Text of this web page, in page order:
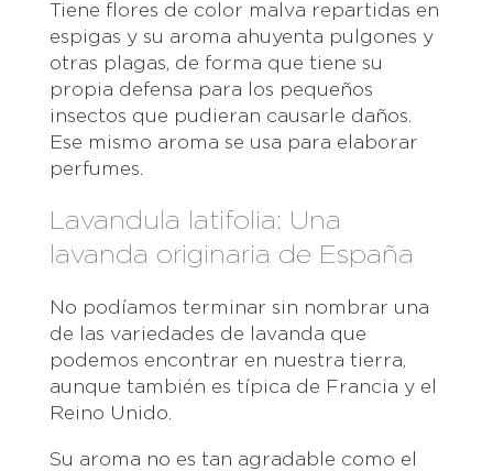
Tiene flores de color malva repartidas en
espigas y su aroma ahuyenta pulgones y
otras plagas, de forma que tiene su
propia defensa para los pequeños
insectos que pudieran causarle daños.
Ese mismo aroma se usa para elaborar
perfumes.
Lavandula latifolia: Una
lavanda originaria de España
No podíamos terminar sin nombrar una
de las variedades de lavanda que
podemos encontrar en nuestra tierra,
aunque también es típica de Francia y el
Reino Unido.
Su aroma no es tan agradable como el